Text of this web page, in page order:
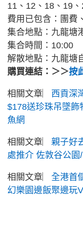
11、12、18、19
費用已包含：團費
集合地點：九龍塘
集合時間：10:00
解散地點：九龍塘
購買連結：＞＞按
相關文章︳ 西貢深
$178送珍珠吊墜飾
魚網
相關文章︳ 親子好
處推介 佐敦谷公
相關文章︳ 全港首
幻樂園邊飯聚邊玩